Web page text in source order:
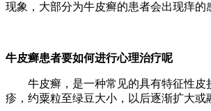
现象，大部分为牛皮癣的患者会出现痒
牛皮癣患者要如何进行心理治疗呢
牛皮癣，是一种常见的具有特征性皮损
疹，约粟粒至绿豆大小，以后逐渐扩大